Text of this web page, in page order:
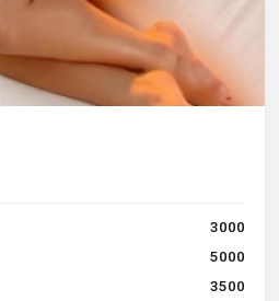
3000
5000
3500